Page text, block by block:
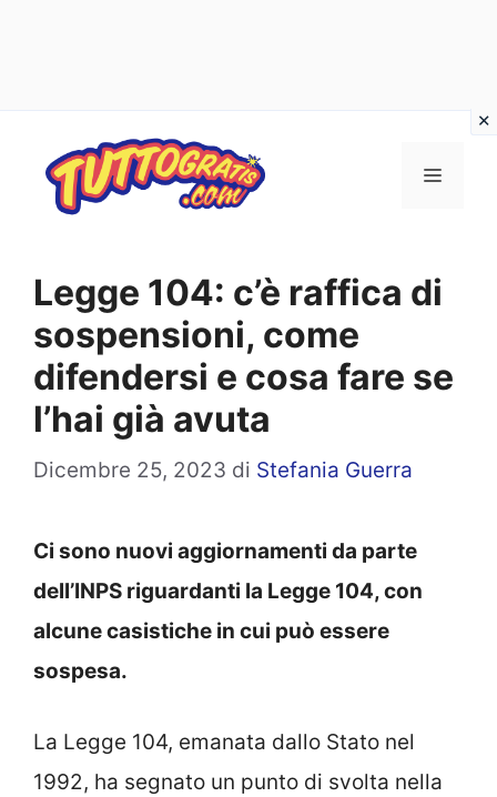
contenuto
Menu
Legge 104: c’è raffica di
sospensioni, come
difendersi e cosa fare se
l’hai già avuta
Dicembre 25, 2023 di Stefania Guerra
Ci sono nuovi aggiornamenti da parte
dell’INPS riguardanti la Legge 104, con
alcune casistiche in cui può essere
sospesa.
La Legge 104, emanata dallo Stato nel
1992, ha segnato un punto di svolta nella